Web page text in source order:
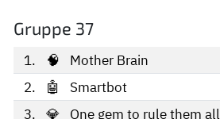
Gruppe 37
1. 🧠 Mother Brain
2.
🤖 Smartbot
3.
💎 One gem to rule them all